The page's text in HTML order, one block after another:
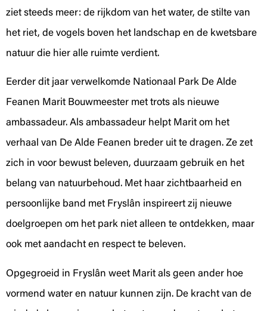
ziet steeds meer: de rijkdom van het water, de stilte van
het riet, de vogels boven het landschap en de kwetsbare
natuur die hier alle ruimte verdient.
Eerder dit jaar verwelkomde Nationaal Park De Alde
Feanen Marit Bouwmeester met trots als nieuwe
ambassadeur. Als ambassadeur helpt Marit om het
verhaal van De Alde Feanen breder uit te dragen. Ze zet
zich in voor bewust beleven, duurzaam gebruik en het
belang van natuurbehoud. Met haar zichtbaarheid en
persoonlijke band met Fryslân inspireert zij nieuwe
doelgroepen om het park niet alleen te ontdekken, maar
ook met aandacht en respect te beleven.
Opgegroeid in Fryslân weet Marit als geen ander hoe
vormend water en natuur kunnen zijn. De kracht van de